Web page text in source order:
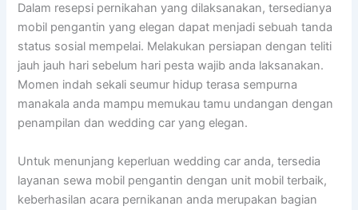
Dalam resepsi pernikahan yang dilaksanakan, tersedianya
mobil pengantin yang elegan dapat menjadi sebuah tanda
status sosial mempelai. Melakukan persiapan dengan teliti
jauh jauh hari sebelum hari pesta wajib anda laksanakan.
Momen indah sekali seumur hidup terasa sempurna
manakala anda mampu memukau tamu undangan dengan
penampilan dan wedding car yang elegan.
Untuk menunjang keperluan wedding car anda, tersedia
layanan sewa mobil pengantin dengan unit mobil terbaik,
keberhasilan acara pernikanan anda merupakan bagian